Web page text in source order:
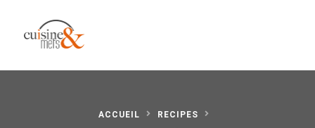
ACCUEIL RECIPES